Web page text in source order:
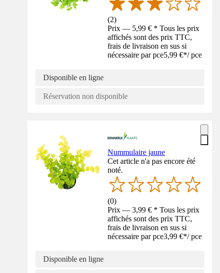
(2)
Prix — 5,99 € * Tous les prix
affichés sont des prix TTC,
frais de livraison en sus si
nécessaire par pce5,99 €*/ pce
Disponible en ligne
Réservation non disponible
Nummulaire jaune
Cet article n'a pas encore été
noté.
(0)
Prix — 3,99 € * Tous les prix
affichés sont des prix TTC,
frais de livraison en sus si
nécessaire par pce3,99 €*/ pce
Disponible en ligne